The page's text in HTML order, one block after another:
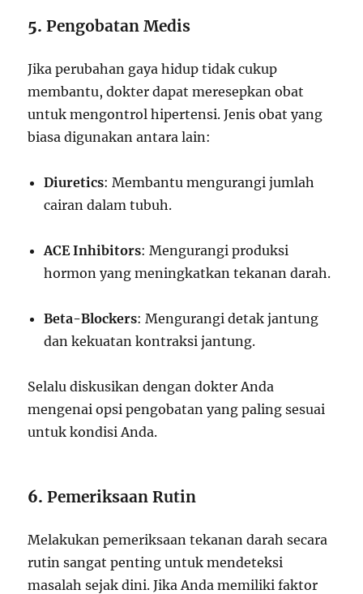
5.Pengobatan Medis
Jika perubahan gaya hidup tidak cukup
membantu, dokter dapat meresepkan obat
untuk mengontrol hipertensi. Jenis obat yang
biasa digunakan antara lain:
Diuretics: Membantu mengurangi jumlah
cairan dalam tubuh.
ACE Inhibitors: Mengurangi produksi
hormon yang meningkatkan tekanan darah.
Beta-Blockers: Mengurangi detak jantung
dan kekuatan kontraksi jantung.
Selalu diskusikan dengan dokter Anda
mengenai opsi pengobatan yang paling sesuai
untuk kondisi Anda.
6.Pemeriksaan Rutin
Melakukan pemeriksaan tekanan darah secara
rutin sangat penting untuk mendeteksi
masalah sejak dini. Jika Anda memiliki faktor